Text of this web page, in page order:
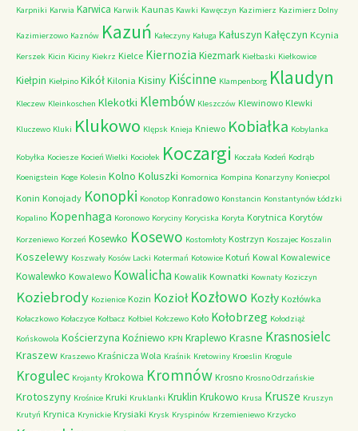
Karpniki Karwia Karwica Karwik Kaunas Kawki Kawęczyn Kazimierz Kazimierz Dolny
Kazimierzowo Kaznów Kazuń Kałeczyny Kaługa Kałuszyn Kałęczyn Kcynia
Kerszek Kicin Kiciny Kiekrz Kielce Kiernozia Kiezmark Kiełbaski Kiełkowice
Kiełpin Kiełpino Kikół Kilonia Kisiny Kiścinne Klampenborg Klaudyn
Kleczew Kleinkoschen Klekotki Klembów Kleszczów Klewinowo Klewki
Kluczewo Kluki Klukowo Klępsk Knieja Kniewo Kobiałka Kobylanka
Kobyłka Kociesze Kocień Wielki Kociołek Koczargi Koczała Kodeń Kodrąb
Koenigstein Koge Kolesin Kolno Koluszki Komornica Kompina Konarzyny Koniecpol
Konin Konojady Konopki Konotop Konradowo Konstancin Konstantynów Łódzki
Kopalino Kopenhaga Koronowo Koryciny Koryciska Koryta Korytnica Korytów
Korzeniewo Korzeń Kosewko Kosewo Kostomłoty Kostrzyn Koszajec Koszalin
Koszelewy Koszwały Kosów Lacki Kotermań Kotowice Kotuń Kowal Kowalewice
Kowalewko Kowalewo Kowalicha Kowalik Kownatki Kownaty Koziczyn
Koziebrody Kozienice Kozin Kozioł Kozłowo Kozły Kozłówka
Kołaczkowo Kołaczyce Kołbacz Kołbiel Kołczewo Koło Kołobrzeg Kołodziąż
Końskowola Kościerzyna Koźniewo KPN Kraplewo Krasne Krasnosielc
Kraszew Kraszewo Kraśnicza Wola Kraśnik Kretowiny Kroeslin Krogule
Krogulec Krojanty Krokowa Kromnów Krosno Krosno Odrzańskie
Krotoszyny Krośnice Kruki Kruklanki Kruklin Krukowo Krusa Krusze Kruszyn
Krutyń Krynica Krynickie Krysiaki Krysk Kryspinów Krzemieniewo Krzycko